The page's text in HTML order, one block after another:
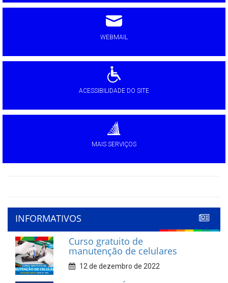
WEBMAIL
ACESSIBILIDADE DO SITE
MAIS SERVIÇOS
INFORMATIVOS
Curso gratuito de
manutenção de celulares
12 de dezembro de 2022